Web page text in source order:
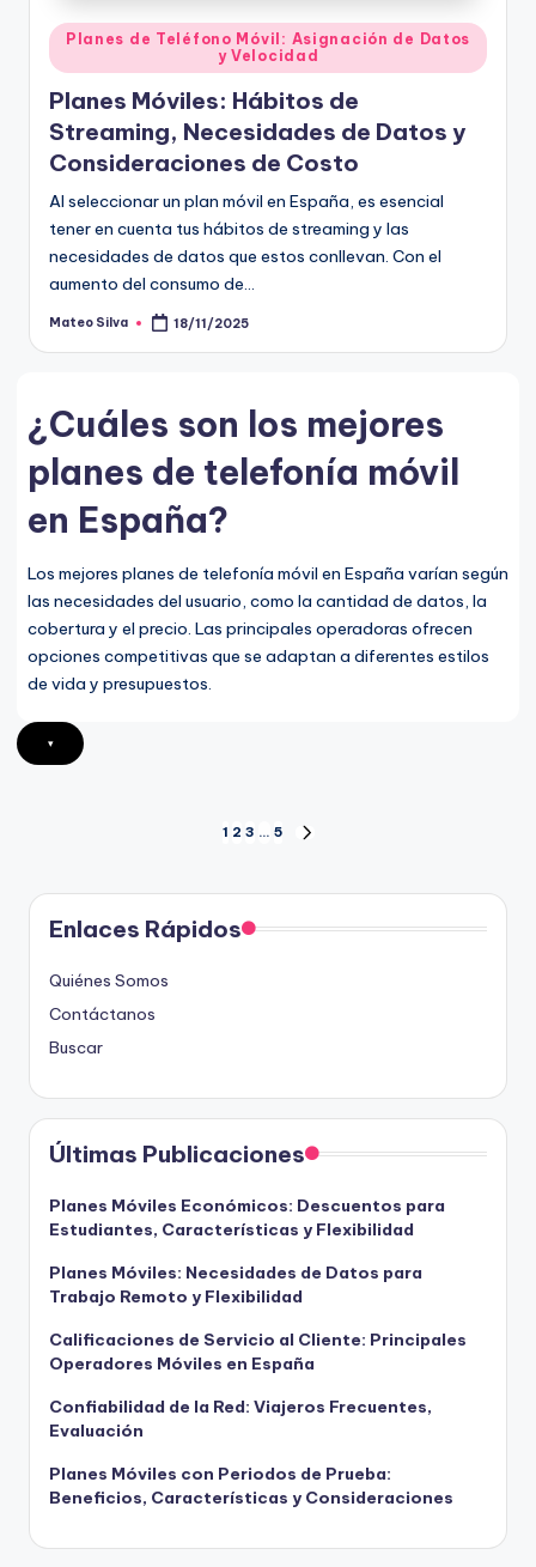
Posted
in
Planes de Teléfono Móvil: Asignación de Datos
y Velocidad
Planes Móviles: Hábitos de
Streaming, Necesidades de Datos y
Consideraciones de Costo
Al seleccionar un plan móvil en España, es esencial
tener en cuenta tus hábitos de streaming y las
necesidades de datos que estos conllevan. Con el
aumento del consumo de…
Posted
Mateo Silva 18/11/2025
¿Cuáles son los mejores
planes de telefonía móvil
en España?
Los mejores planes de telefonía móvil en España varían según
las necesidades del usuario, como la cantidad de datos, la
cobertura y el precio. Las principales operadoras ofrecen
opciones competitivas que se adaptan a diferentes estilos
de vida y presupuestos.
▾
pagination
1 2 3 … 5
Enlaces Rápidos
Quiénes Somos
Contáctanos
Buscar
Últimas Publicaciones
Planes Móviles Económicos: Descuentos para
Estudiantes, Características y Flexibilidad
Planes Móviles: Necesidades de Datos para
Trabajo Remoto y Flexibilidad
Calificaciones de Servicio al Cliente: Principales
Operadores Móviles en España
Confiabilidad de la Red: Viajeros Frecuentes,
Evaluación
Planes Móviles con Periodos de Prueba:
Beneficios, Características y Consideraciones